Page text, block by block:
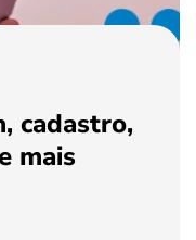
cadastro,
mais